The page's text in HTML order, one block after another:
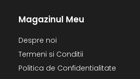
Magazinul Meu
Despre noi
Termeni si Conditii
Politica de Confidentialitate